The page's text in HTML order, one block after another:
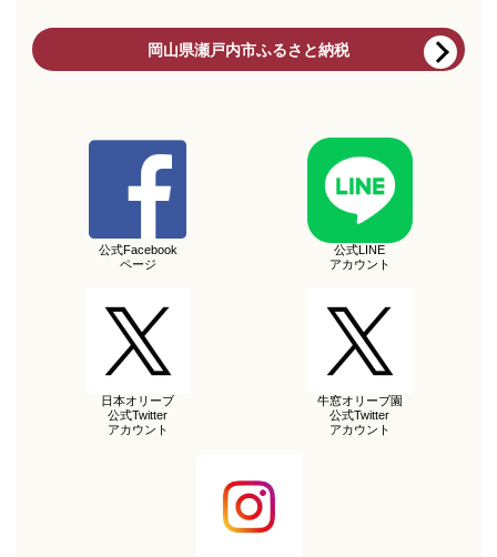
岡山県瀬戸内市ふるさと納税
公式Facebook
ページ
公式LINE
アカウント
日本オリーブ
公式Twitter
アカウント
牛窓オリーブ園
公式Twitter
アカウント